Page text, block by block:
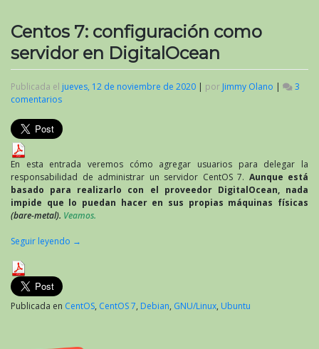
Centos 7: configuración como
servidor en DigitalOcean
Publicada el jueves, 12 de noviembre de 2020 | por Jimmy Olano |
3
comentarios
7:
servidor
en
DigitalOcean
En esta entrada veremos cómo agregar usuarios para delegar la
responsabilidad de administrar un servidor CentOS 7. Aunque está
basado para realizarlo con el proveedor DigitalOcean, nada
impide que lo puedan hacer en sus propias máquinas físicas
(bare-metal). Veamos.
Seguir leyendo →
Publicada en CentOS, CentOS 7, Debian, GNU/Linux, Ubuntu